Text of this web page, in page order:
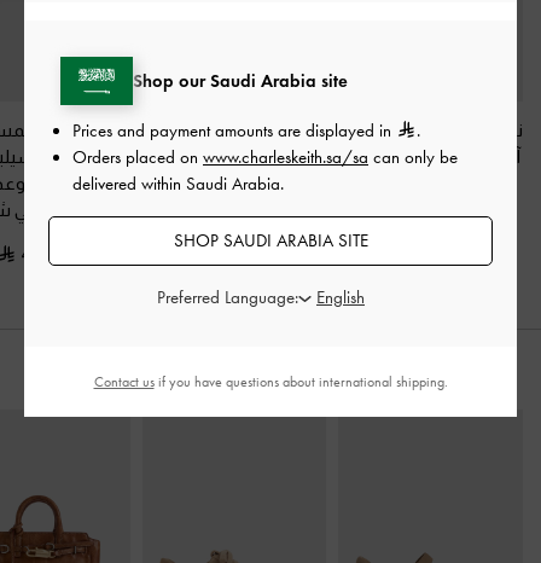
نظارة شمسية مايفا كات
آي أسيتات مُعاد تدويره-
نظارات ليزبث تصميم
فراشة-أسود كلاسيكي
نظارات
مستطيلة
بإطار معدني
ذهبي
400.00
ارتديه مع
Shop our Saudi Arabia site
Prices and payment amounts are displayed in
.
Orders placed on www.charleskeith.sa/sa can only be
delivered within Saudi Arabia.
SHOP SAUDI ARABIA SITE
Preferred Language:
Contact usif you have questions about international shipping.